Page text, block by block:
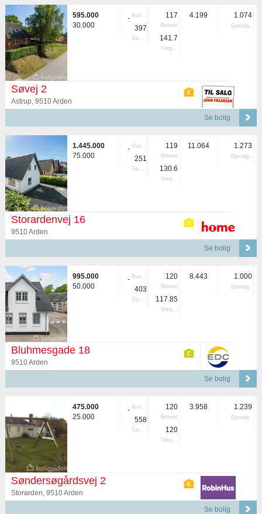
595.000
30.000
- Nuvær.
397
Samlet
117
Beboet
141.7
Vægtet
4.199 1.074
Ejerudg.
Søvej 2
Astrup, 9510 Arden
Se bolig
1.445.000
75.000
- Nuvær.
251
Samlet
119
Beboet
130.6
Vægtet
11.064 1.273
Ejerudg.
Storardenvej 16
9510 Arden
Se bolig
995.000
50.000
- Nuvær.
403
Samlet
120
Beboet
117.85
Vægtet
8.443 1.000
Ejerudg.
Bluhmesgade 18
9510 Arden
Se bolig
475.000
25.000
- Nuvær.
558
Samlet
120
Beboet
120
Vægtet
3.958 1.239
Ejerudg.
Søndersøgårdsvej 2
Storarden, 9510 Arden
Se bolig